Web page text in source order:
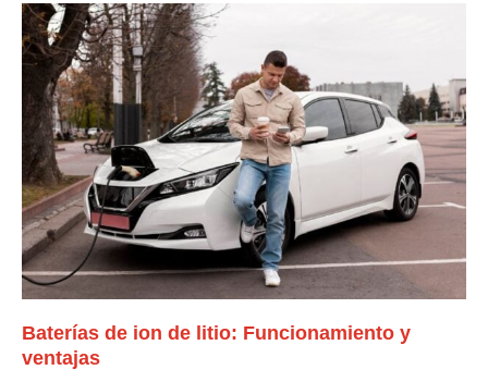
Baterías de ion de litio: Funcionamiento y
ventajas